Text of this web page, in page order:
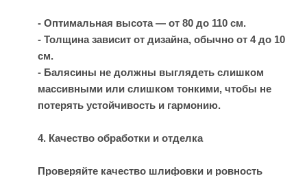
- Оптимальная высота — от 80 до 110 см.
- Толщина зависит от дизайна, обычно от 4 до 10
см.
- Балясины не должны выглядеть слишком
массивными или слишком тонкими, чтобы не
потерять устойчивость и гармонию.
4. Качество обработки и отделка
Проверяйте качество шлифовки и ровность